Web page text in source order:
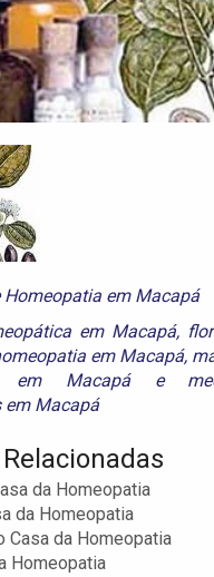
Homeopatia em Macapá
em Macapá,
em Macapá,
em Macapáe
em Macapá
da Homeopatia
da Homeopatia
Casa da Homeopatia
Homeopatia